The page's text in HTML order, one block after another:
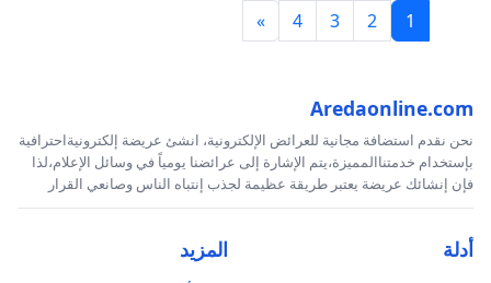
1
2
3
4
»
Aredaonline.com
نحن نقدم استضافة مجانية للعرائض الإلكترونية، انشئ عريضة إلكترونيةاحترافية
بإستخدام خدمتناالمميزة،يتم الإشارة إلى عرائضنا يومياً في وسائل الإعلام،لذا
فإن إنشائك عريضة يعتبر طريقة عظيمة لجذب إنتباه الناس وصانعي القرار
أدلة المزيد